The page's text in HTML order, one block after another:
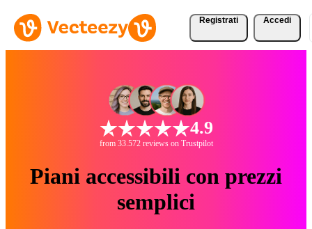
Registrati Accedi
4.9
from 33.572 reviews on Trustpilot
Piani accessibili con prezzi
semplici